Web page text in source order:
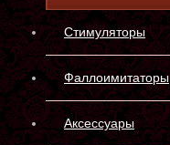
Стимуляторы
Фаллоимитаторы
Аксессуары